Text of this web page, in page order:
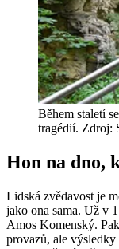
Během staletí
tragédií. Zdroj:
Hon na dno,
Lidská zvědavost je
jako ona sama. Už v
Amos Komenský.
provazů, ale výsledky